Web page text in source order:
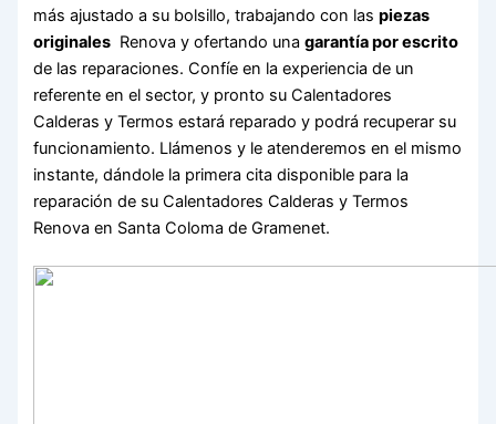
más ajustado a su bolsillo, trabajando con laspiezas
originales Renova y ofertando unagarantía por escrito
de las reparaciones. Confíe en la experiencia de un
referente en el sector, y pronto su Calentadores
Calderas y Termos estará reparado y podrá recuperar su
funcionamiento. Llámenos y le atenderemos en el mismo
instante, dándole la primera cita disponible para la
reparación de su Calentadores Calderas y Termos
Renova en Santa Coloma de Gramenet.